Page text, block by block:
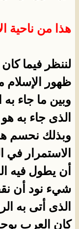
هذا من ناحية
لننظر فيما
ظهور الإسلام
وبين ما جاء به
الذى جاء به هو
وبذلك نحسم
الاستمرار
أن يطول فيه
شيء نود أن
الذى أتى به
كان العرب